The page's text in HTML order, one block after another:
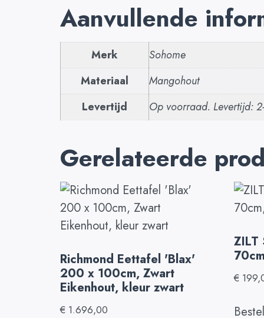
Aanvullende
Merk
Sohome
Materiaal
Mangohout
Levertijd
Op voorraad. Levertijd:
Gerelateerde
Richmond Eettafel 'Blax'
200 x 100cm, Zwart
Eikenhout, kleur zwart
€ 1.696,00
ZILT
€